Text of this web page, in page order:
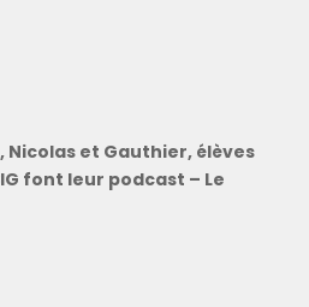
Nicolas et Gauthier, élèves
font leur podcast – Le